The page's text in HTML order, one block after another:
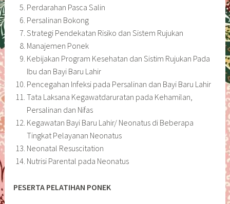
Perdarahan Pasca Salin
Persalinan Bokong
Strategi Pendekatan Risiko dan Sistem Rujukan
Manajemen Ponek
Kebijakan Program Kesehatan dan Sistim Rujukan Pada
Ibu dan Bayi Baru Lahir
Pencegahan Infeksi pada Persalinan dan Bayi Baru Lahir
Tata Laksana Kegawatdaruratan pada Kehamilan,
Persalinan dan Nifas
Kegawatan Bayi Baru Lahir/ Neonatus di Beberapa
Tingkat Pelayanan Neonatus
Neonatal Resuscitation
Nutrisi Parental pada Neonatus
PESERTA PELATIHAN PONEK